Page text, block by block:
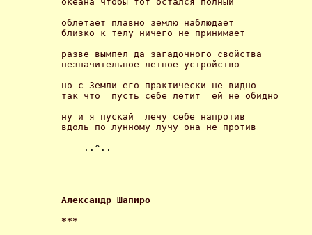
облетает плавно землю наблюдает
близко к телу ничего не принимает
разве вымпел да загадочного свойства
незначительное летное устройство
но с Земли его практически не видно
так что  пусть себе летит  ей не обидно
ну и я пускай  лечу себе
вдоль по лунному лучу она не против
..^..
Александр Шапиро
***